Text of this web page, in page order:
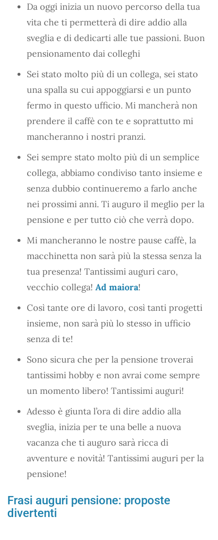
Da oggi inizia un nuovo percorso della tua
vita che ti permetterà di dire addio alla
sveglia e di dedicarti alle tue passioni. Buon
pensionamento dai colleghi
Sei stato molto più di un collega, sei stato
una spalla su cui appoggiarsi e un punto
fermo in questo ufficio. Mi mancherà non
prendere il caffè con te e soprattutto mi
mancheranno i nostri pranzi.
Sei sempre stato molto più di un semplice
collega, abbiamo condiviso tanto insieme e
senza dubbio continueremo a farlo anche
nei prossimi anni. Ti auguro il meglio per la
pensione e per tutto ciò che verrà dopo.
Mi mancheranno le nostre pause caffè, la
macchinetta non sarà più la stessa senza la
tua presenza! Tantissimi auguri caro,
vecchio collega! Ad maiora!
Così tante ore di lavoro, così tanti progetti
insieme, non sarà più lo stesso in ufficio
senza di te!
Sono sicura che per la pensione troverai
tantissimi hobby e non avrai come sempre
un momento libero! Tantissimi auguri!
Adesso è giunta l’ora di dire addio alla
sveglia, inizia per te una belle a nuova
vacanza che ti auguro sarà ricca di
avventure e novità! Tantissimi auguri per la
pensione!
Frasi auguri pensione: proposte
divertenti